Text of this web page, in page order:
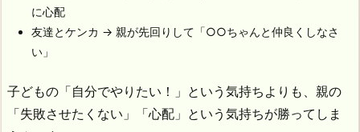
に心配
友達とケンカ → 親が先回りして「○○ちゃんと仲良くしなさ
い」
子どもの「自分でやりたい！」という気持ちよりも、親の
「失敗させたくない」「心配」という気持ちが勝ってしま